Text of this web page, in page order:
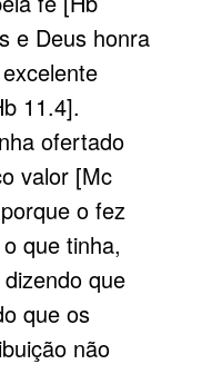
e Deus honra
11.4].
ofertado
valor [Mc
o fez
que tinha,
que
que os
não